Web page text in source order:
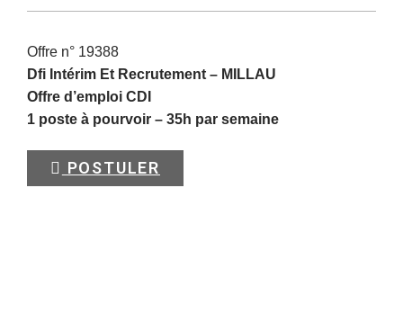
Offre n° 19388
Dfi Intérim Et Recrutement – MILLAU
Offre d’emploi CDI
1 poste à pourvoir – 35h par semaine
POSTULER